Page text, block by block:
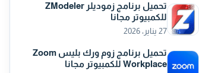
تحميل برنامج زموديلر ZModeler
للكمبيوتر مجانا
27 يناير، 2026
تحميل برنامج زوم ورك بليس Zoom
Workplace للكمبيوتر مجانا